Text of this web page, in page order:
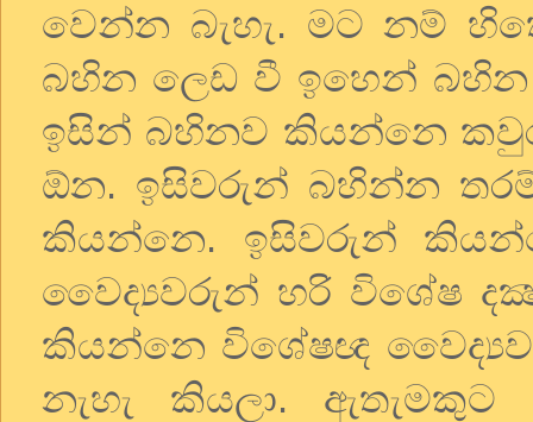
වෙන්න බැහැ. මට නම්
බහින ලෙඩ වී ඉහෙන් බහින
ඉසින් බහිනව කියන්නෙ
ඕන. ඉසිවරුන් බහින්න
කියන්නෙ. ඉසිවරුන්
වෛද්‍යවරුන් හරි විශේෂ
කියන්නෙ විශේෂඥ
නැහැ
කියලා. ඇතැමකුට